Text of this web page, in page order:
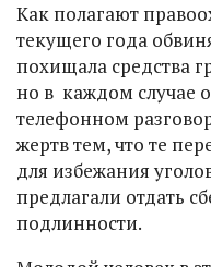
Как полагают
текущего года
похищала средства
но в каждом случае
телефонном
жертв тем, что те
для избежания
предлагали отдать
подлинности.